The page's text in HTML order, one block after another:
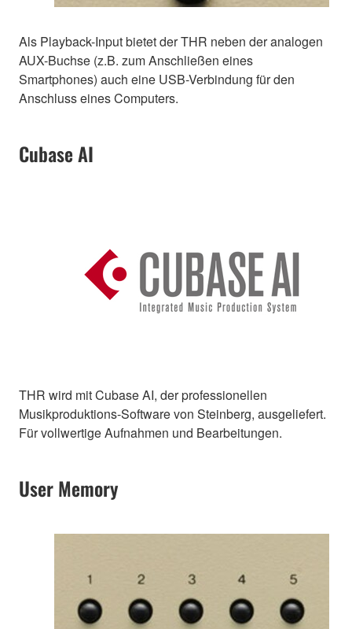
Als Playback-Input bietet der THR neben der analogen
AUX-Buchse (z.B. zum Anschließen eines
Smartphones) auch eine USB-Verbindung für den
Anschluss eines Computers.
Cubase AI
THR wird mit Cubase AI, der professionellen
Musikproduktions-Software von Steinberg, ausgeliefert.
Für vollwertige Aufnahmen und Bearbeitungen.
User Memory